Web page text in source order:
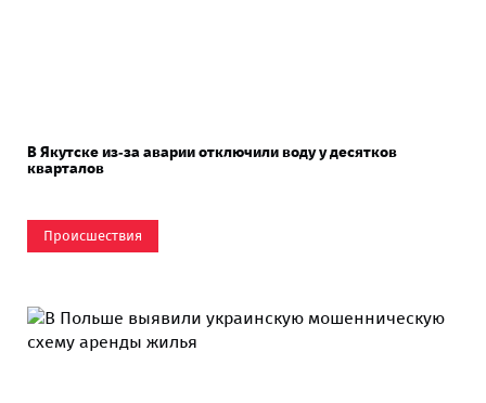
В Якутске из‑за аварии отключили воду у десятков
кварталов
Происшествия